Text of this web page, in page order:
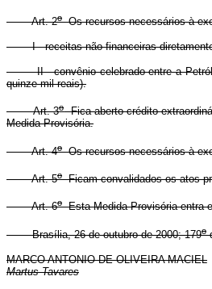
Art. 2oOs recursos necessários à
I - receitas não-financeiras diretamente
II - convênio celebrado entre a Petróleo
quinze mil reais).
Art. 3oFica aberto crédito
Medida Provisória.
Art. 4oOs recursos necessários à
Art. 5oFicam convalidados os atos
Art. 6oEsta Medida Provisória entra
Brasília, 26 de outubro de 2000; 179o
MARCO ANTONIO DE OLIVEIRA MACIEL
Martus Tavares